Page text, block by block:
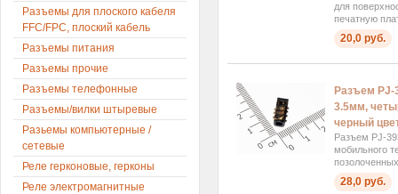
для
печатную
20,0 руб.
Разъем PJ-
3.5мм,
черный
Разъем PJ-
мобильного
28,0 руб.
Разъемы для плоского кабеля
FFC/FPC, плоский кабель
Разъемы питания
Разъемы прочие
Разъемы телефонные
Разъемы/вилки штыревые
Разьемы компьютерные /
сетевые
Реле герконовые, герконы
Реле электромагнитные